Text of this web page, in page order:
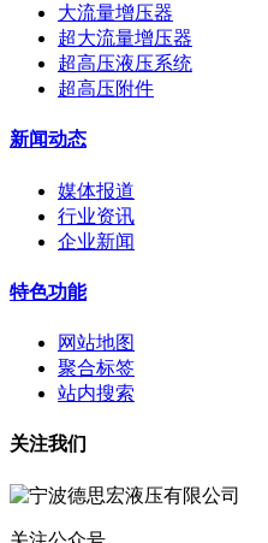
大流量增压器
超大流量增压器
超高压液压系统
超高压附件
新闻动态
媒体报道
行业资讯
企业新闻
特色功能
网站地图
聚合标签
站内搜索
关注我们